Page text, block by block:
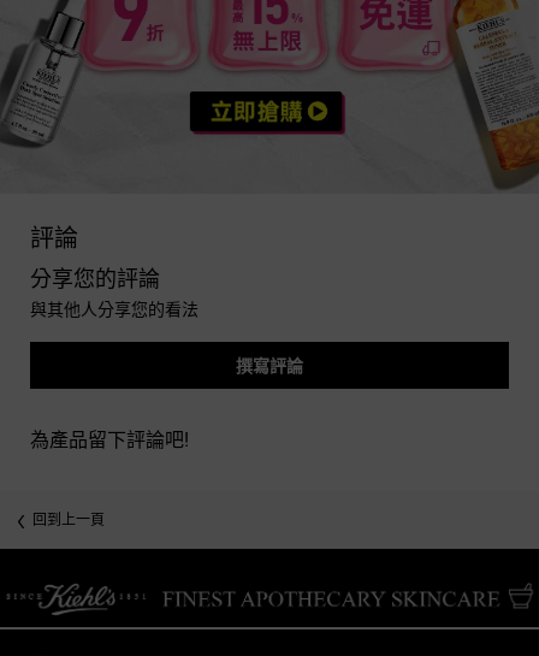
評論
分享您的評論
與其他人分享您的看法
撰寫評論
為產品留下評論吧!
回到上一頁